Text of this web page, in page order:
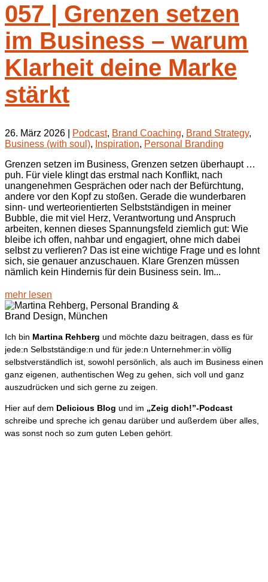
057 | Grenzen setzen
im Business – warum
Klarheit deine Marke
stärkt
26. März 2026 Podcast, Brand Coaching, Brand Strategy,
Business (with soul), Inspiration, Personal Branding
Grenzen setzen im Business, Grenzen setzen überhaupt …
puh. Für viele klingt das erstmal nach Konflikt, nach
unangenehmen Gesprächen oder nach der Befürchtung,
andere vor den Kopf zu stoßen. Gerade die wunderbaren
sinn- und werteorientierten Selbstständigen in meiner
Bubble, die mit viel Herz, Verantwortung und Anspruch
arbeiten, kennen dieses Spannungsfeld ziemlich gut: Wie
bleibe ich offen, nahbar und engagiert, ohne mich dabei
selbst zu verlieren? Das ist eine wichtige Frage und es lohnt
sich, sie genauer anzuschauen. Klare Grenzen müssen
nämlich kein Hindernis für dein Business sein. Im...
mehr lesen
Ich bin Martina Rehberg und möchte dazu beitragen, dass es für
jede:n Selbstständige:n und für jede:n Unternehmer:in völlig
selbstverständlich ist, sowohl persönlich, als auch im Business einen
ganz eigenen, authentischen Weg zu gehen, sich voll und ganz
auszudrücken und sich gerne zu zeigen.
Hier auf dem Delicious Blog und im „Zeig dich!”-Podcast
schreibe und spreche ich genau darüber und außerdem über alles,
was sonst noch so zum guten Leben gehört.